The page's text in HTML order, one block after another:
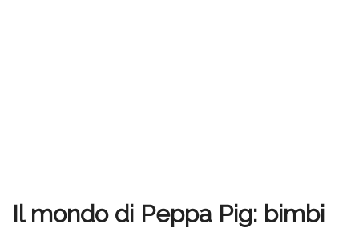
Il mondo di Peppa Pig: bimbi